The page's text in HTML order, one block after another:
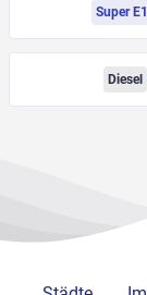
Super
Diesel